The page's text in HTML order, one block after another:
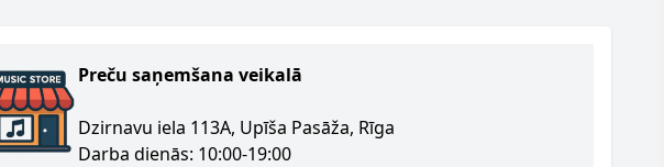
Preču saņemšana veikalā
Dzirnavu iela 113A, Upīša Pasāža, Rīga
Darba dienās: 10:00-19:00